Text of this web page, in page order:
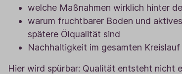
welche Maßnahmen wirklich hinter
warum fruchtbarer Boden und
spätere Ölqualität sind
Nachhaltigkeit im gesamten
Hier wird spürbar: Qualität entsteht nicht